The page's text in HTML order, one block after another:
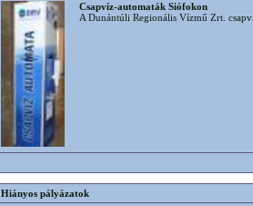
Csapvíz-automaták Siófokon
A Dunántúli Regionális Vízmű Zrt.
Hiányos pályázatok